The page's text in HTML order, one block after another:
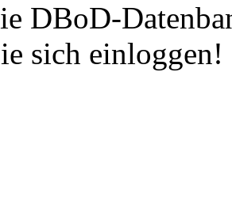
DBoD-
sich